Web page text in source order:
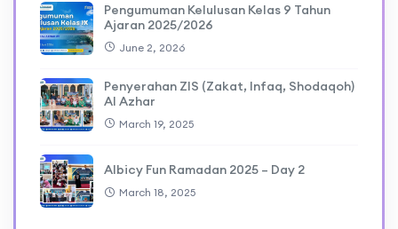
Pengumuman Kelulusan Kelas 9 Tahun
Ajaran 2025/2026
June 2, 2026
Penyerahan ZIS (Zakat, Infaq, Shodaqoh)
Al Azhar
March 19, 2025
Albicy Fun Ramadan 2025 – Day 2
March 18, 2025